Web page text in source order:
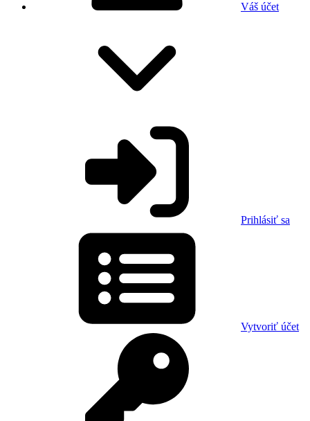
Váš účet
Prihlásiť sa
Vytvoriť účet